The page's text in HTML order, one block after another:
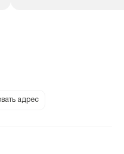
адрес